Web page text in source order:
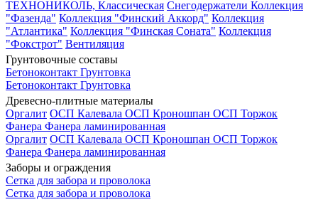
ТЕХНОНИКОЛЬ, Классическая Снегодержатели Коллекция
"Фазенда" Коллекция "Финский Аккорд" Коллекция
"Атлантика" Коллекция "Финская Соната" Коллекция
"Фокстрот" Вентиляция
Грунтовочные составы
Бетоноконтакт Грунтовка
Бетоноконтакт Грунтовка
Древесно-плитные материалы
Оргалит ОСП Калевала ОСП Кроношпан ОСП Торжок
Фанера Фанера ламинированная
Оргалит ОСП Калевала ОСП Кроношпан ОСП Торжок
Фанера Фанера ламинированная
Заборы и ограждения
Сетка для забора и проволока
Сетка для забора и проволока